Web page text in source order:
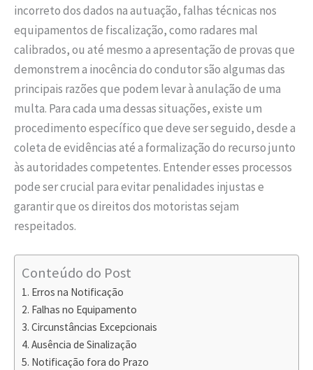
incorreto dos dados na autuação, falhas técnicas nos
equipamentos de fiscalização, como radares mal
calibrados, ou até mesmo a apresentação de provas que
demonstrem a inocência do condutor são algumas das
principais razões que podem levar à anulação de uma
multa. Para cada uma dessas situações, existe um
procedimento específico que deve ser seguido, desde a
coleta de evidências até a formalização do recurso junto
às autoridades competentes. Entender esses processos
pode ser crucial para evitar penalidades injustas e
garantir que os direitos dos motoristas sejam
respeitados.
Conteúdo do Post
Erros na Notificação
Falhas no Equipamento
Circunstâncias Excepcionais
Ausência de Sinalização
Notificação fora do Prazo